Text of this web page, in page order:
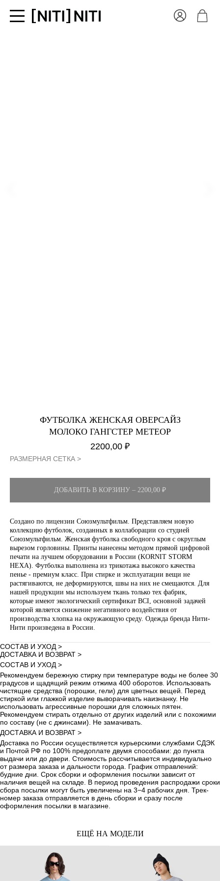
ФУТБОЛКА ЖЕНСКАЯ ОВЕРСАЙЗ
МОЛОКО ГАНГСТЕР МЕТЕОР
2200,00 ₽
РАЗМЕРНАЯ СЕТКА >
ДОБАВИТЬ В КОРЗИНУ – 2200,00 ₽
Создано по лицензии Союзмультфильм. Представляем новую
коллекцию футболок, созданных в коллаборации со студией
Союзмультфильм. Женская футболка свободного кроя с округлым
вырезом горловины. Принты нанесены методом прямой цифровой
печати на лучшем оборудовании в России (KORNIT STORM
HEXA). Футболка выполнена из трикотажа высокого качества
пенье - премиум класс. При стирке и эксплуатации вещи не
растягиваются, не деформируются, швы на них не смещаются. Для
нашей продукции мы используем ткань только тех фабрик,
которые имеют экологический сертификат BCI, основной задачей
которой является снижение негативного воздействия от
производства хлопка на окружающую среду. Одежда бренда Нити-
Нити произведена в России.
СОСТАВ И УХОД >
ДОСТАВКА И ВОЗВРАТ >
СОСТАВ И УХОД >
Рекомендуем бережную стирку при температуре воды не более 30
градусов и щадящий режим отжима 400 оборотов. Использовать
чистящие средства (порошки, гели) для цветных вещей. Перед
стиркой или глажкой изделие выворачивать наизнанку. Не
использовать агрессивные порошки для сложных пятен.
Рекомендуем стирать отдельно от других изделий или с похожими
по составу (не с джинсами). Не замачивать.
ДОСТАВКА И ВОЗВРАТ >
Доставка по России осуществляется курьерскими службами СДЭК
и Почтой РФ по 100% предоплате двумя способами: до пункта
выдачи или до двери. Стоимость рассчитывается индивидуально
от размера заказа и дальности города. График отправлений:
будние дни. Срок сборки и оформления посылки зависит от
наличия вещей на складе. В период проведения распродажи сроки
сбора посылки могут быть увеличены на 3−4 рабочих дня. Трек-
номер заказа отправляется в день сборки и сразу после
оформления посылки в магазине.
ЕЩЁ НА МОДЕЛИ